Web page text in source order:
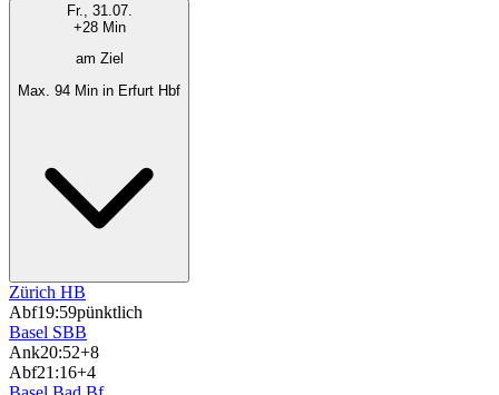
Fr., 31.07.
+28 Min
am Ziel
Max. 94 Min in Erfurt Hbf
Zürich HB
Abf19:59pünktlich
Basel SBB
Ank20:52+8
Abf21:16+4